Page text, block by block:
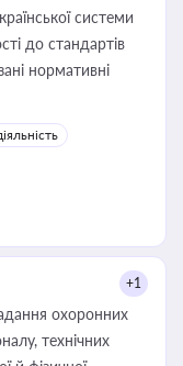
системи
до стандартів
нормативні
+1
охоронних
технічних